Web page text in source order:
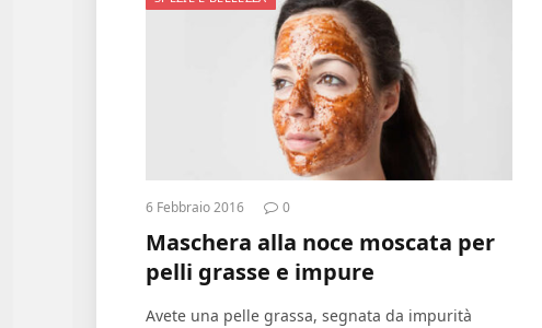
6 Febbraio 2016 0
Maschera alla noce moscata per
pelli grasse e impure
Avete una pelle grassa, segnata da impurità